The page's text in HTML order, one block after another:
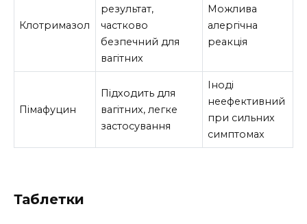
Клотримазол
результат,
частково
безпечний для
вагітних
Можлива
алергічна
реакція
Пімафуцин
Підходить для
вагітних, легке
застосування
Іноді
неефективний
при сильних
симптомах
Таблетки